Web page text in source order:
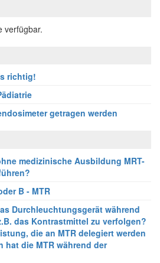
verfügbar.
richtig!
getragen werden
medizinische Ausbildung MRT-
B - MTR
Durchleuchtungsgerät während
das Kontrastmittel zu verfolgen?
die an MTR delegiert werden
hat die MTR während der